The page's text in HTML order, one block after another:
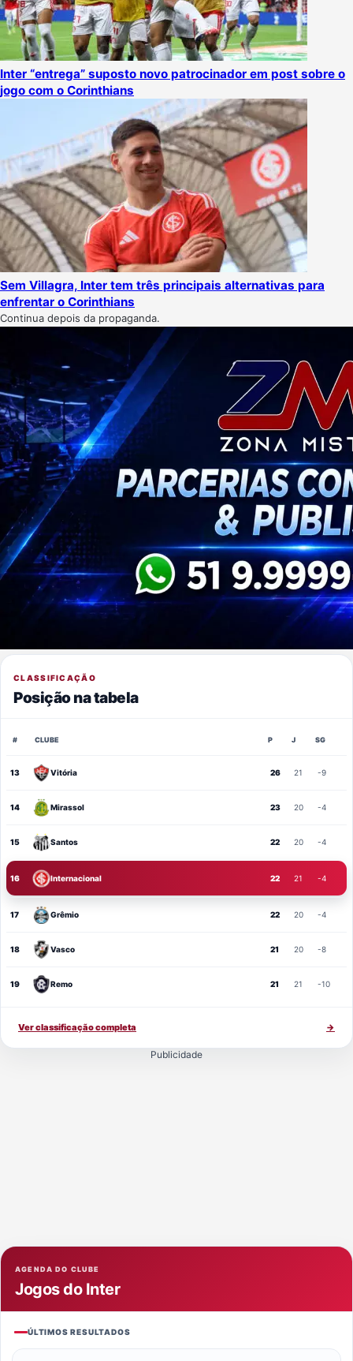
Inter “entrega” suposto novo patrocinador em post sobre o
jogo com o Corinthians
Sem Villagra, Inter tem três principais alternativas para
enfrentar o Corinthians
Continua depois da propaganda.
CLASSIFICAÇÃO
Posição na tabela
# CLUBE P J SG
13 Vitória 26 21 -9
14 Mirassol 23 20 -4
15 Santos 22 20 -4
16 Internacional 22 21 -4
17 Grêmio 22 20 -4
18 Vasco 21 20 -8
19 Remo 21 21 -10
Ver classificação completa →
Publicidade
AGENDA DO CLUBE
Jogos do Inter
ÚLTIMOS RESULTADOS